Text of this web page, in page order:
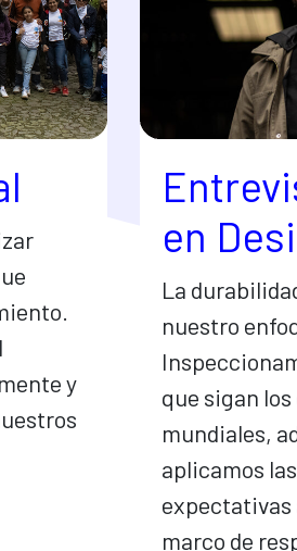
y
en
La
nuestro
que sigan
mundiales,
aplicamos
expectativas
marco de